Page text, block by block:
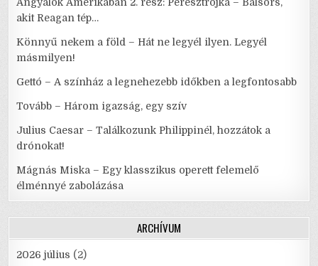
Angyalok Amerikában 2. rész: Peresztrojka – Balsors,
akit Reagan tép…
Könnyű nekem a föld – Hát ne legyél ilyen. Legyél
másmilyen!
Gettó – A színház a legnehezebb időkben a legfontosabb
Tovább – Három igazság, egy szív
Julius Caesar – Találkozunk Philippinél, hozzátok a
drónokat!
Mágnás Miska – Egy klasszikus operett felemelő
élménnyé zabolázása
ARCHÍVUM
2026 július (2)